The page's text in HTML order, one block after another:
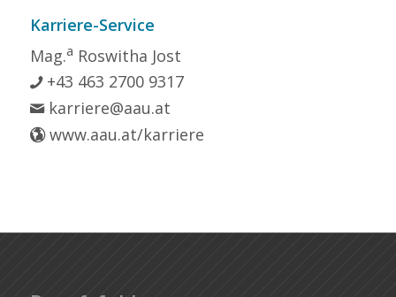
Karriere-Service
Mag.a Roswitha Jost
+43 463 2700 9317
karriere@aau.at
www.aau.at/karriere